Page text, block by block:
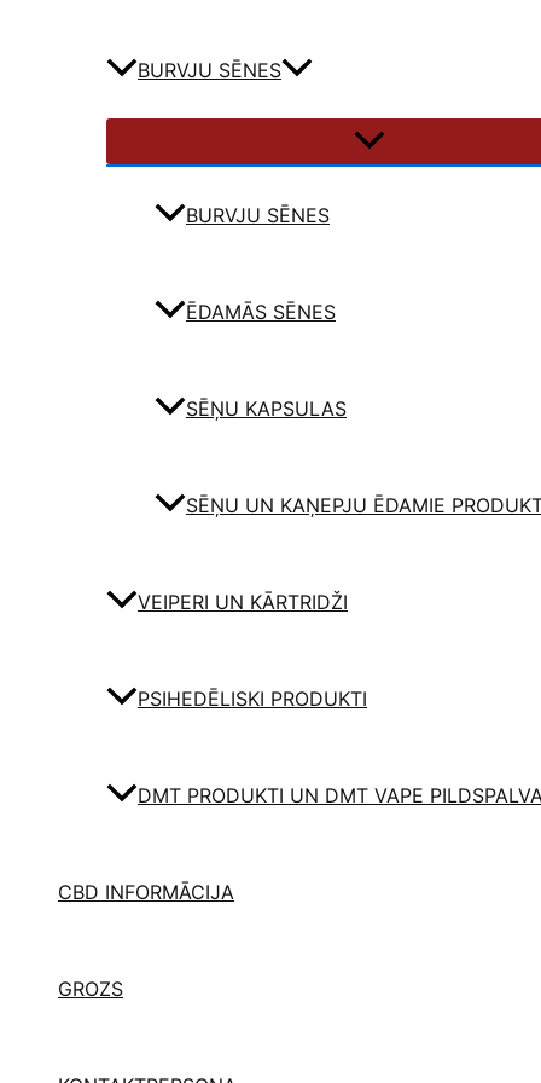
BURVJU SĒNES
BURVJU SĒNES
ĒDAMĀS SĒNES
SĒŅU KAPSULAS
SĒŅU UN KAŅEPJU ĒDAMIE
VEIPERI UN KĀRTRIDŽI
PSIHEDĒLISKI PRODUKTI
DMT PRODUKTI UN DMT VAPE
CBD INFORMĀCIJA
GROZS